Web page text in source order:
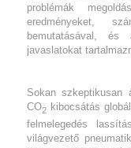
problémák
eredményeket,
bemutatásával, és
javaslatokat
Sokan
CO2kibocsátás
felmelegedés
világvezető